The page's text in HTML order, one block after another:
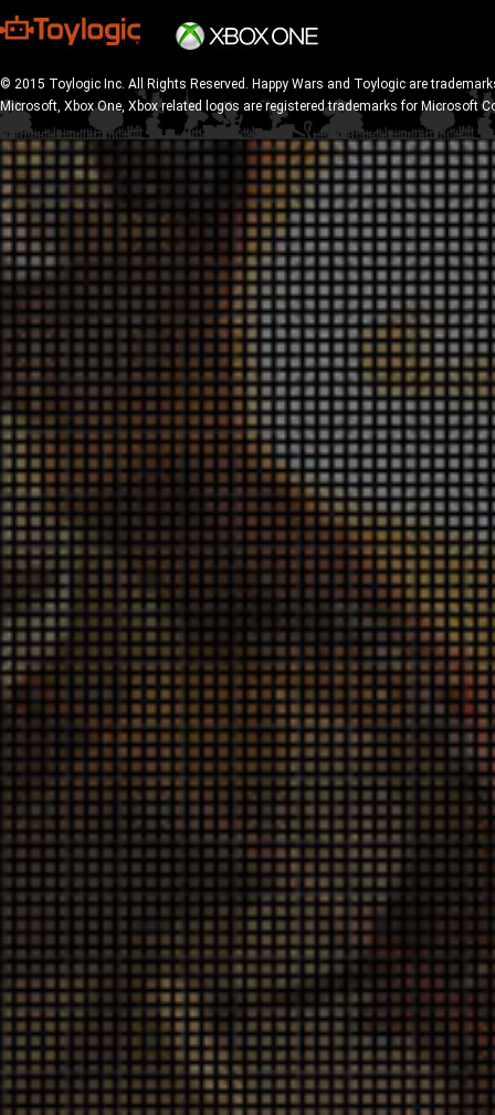
© 2015 Toylogic Inc. All Rights Reserved. Happy Wars and Toylogic are
Microsoft, Xbox One, Xbox related logos are registered trademarks for Microsoft